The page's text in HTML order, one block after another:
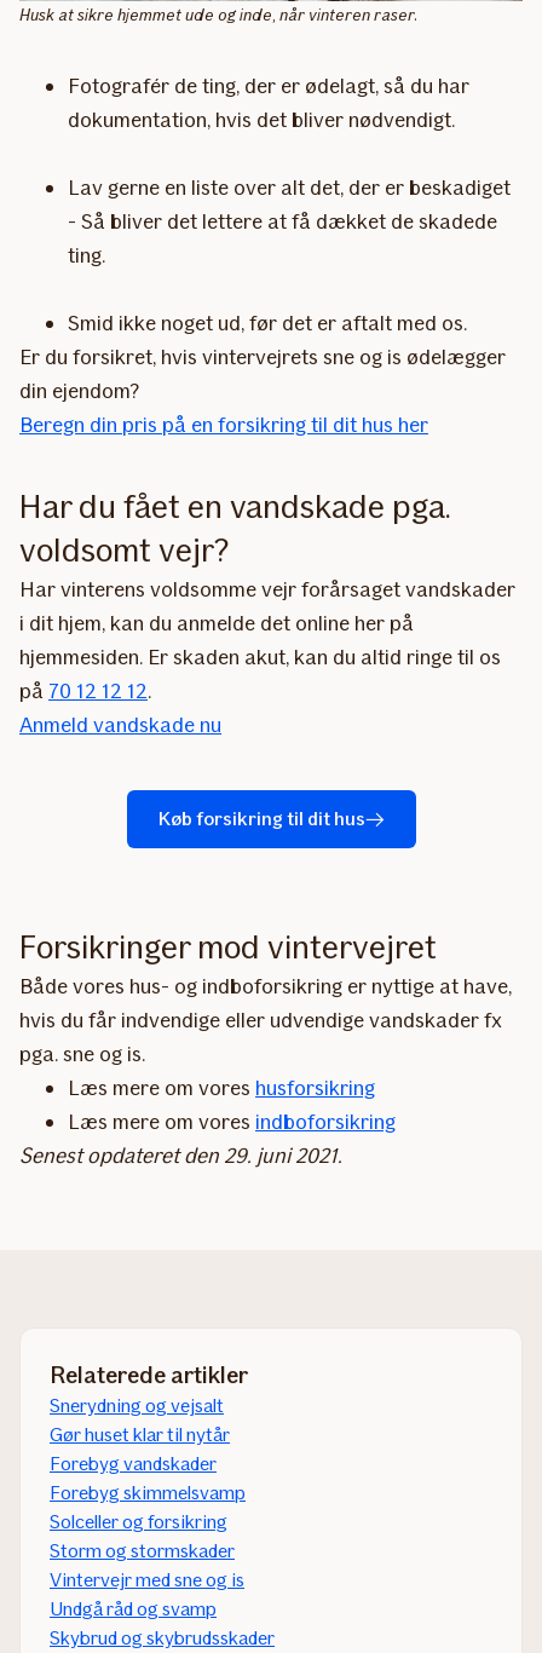
Husk at sikre hjemmet ude og inde, når vinteren raser.
Fotografér de ting, der er ødelagt, så du har
dokumentation, hvis det bliver nødvendigt.
Lav gerne en liste over alt det, der er beskadiget
- Så bliver det lettere at få dækket de skadede
ting.
Smid ikke noget ud, før det er aftalt med os.
Er du forsikret, hvis vintervejrets sne og is ødelægger
din ejendom?
Beregn din pris på en forsikring til dit hus her
Har du fået en vandskade pga.
voldsomt vejr?
Har vinterens voldsomme vejr forårsaget vandskader
i dit hjem, kan du anmelde det online her på
hjemmesiden. Er skaden akut, kan du altid ringe til os
på 70 12 12 12.
Anmeld vandskade nu
Køb forsikring til dit hus
Forsikringer mod vintervejret
Både vores hus- og indboforsikring er nyttige at have,
hvis du får indvendige eller udvendige vandskader fx
pga. sne og is.
Læs mere om vores husforsikring
Læs mere om vores indboforsikring
Senest opdateret den 29. juni 2021.
Relaterede artikler
Snerydning og vejsalt
Gør huset klar til nytår
Forebyg vandskader
Forebyg skimmelsvamp
Solceller og forsikring
Storm og stormskader
Vintervejr med sne og is
Undgå råd og svamp
Skybrud og skybrudsskader